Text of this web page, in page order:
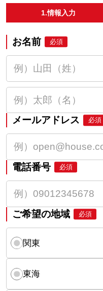
1.情報入力
お名前 必須
メールアドレス 必須
電話番号 必須
ご希望の地域 必須
関東
東海